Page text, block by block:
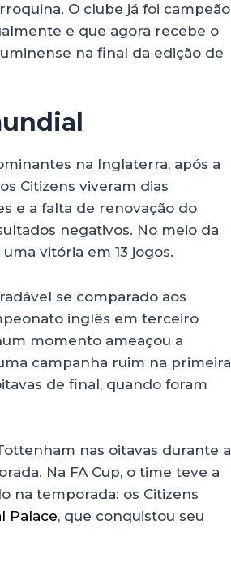
O clube já foi campeão
e que agora recebe o
na final da edição de
na Inglaterra, após a
Citizens viveram dias
e a falta de renovação do
negativos. No meio da
vitória em 13 jogos.
se comparado aos
inglês em terceiro
momento ameaçou a
campanha ruim na primeira
de final, quando foram
nas oitavas durante a
Na FA Cup, o time teve a
na temporada: os Citizens
Palace, que conquistou seu